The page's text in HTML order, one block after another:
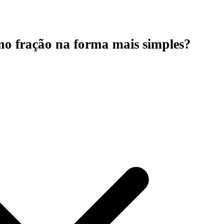
fração na forma mais simples?